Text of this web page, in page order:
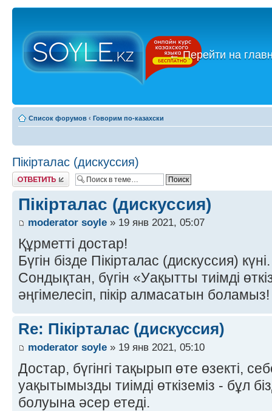
←Перейти на
Список форумов ‹ Говорим по-казахски
Пікірталас (дискуссия)
Ответить
Пікірталас (дискуссия)
moderator soyle » 19 янв 2021, 05:07
Құрметті достар!
Бүгін бізде Пікірталас (дискуссия) күні.
Сондықтан, бүгін «Уақытты тиімді
әңгімелесіп, пікір алмасатын боламыз!
Re: Пікірталас (дискуссия)
moderator soyle » 19 янв 2021, 05:10
Достар, бүгінгі тақырып өте өзекті,
уақытымызды тиімді өткіземіз - бұл
болуына әсер етеді.